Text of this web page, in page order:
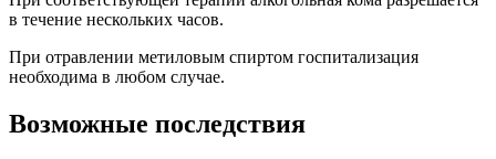
в течение нескольких часов.
При отравлении метиловым спиртом госпитализация
необходима в любом случае.
Возможные последствия